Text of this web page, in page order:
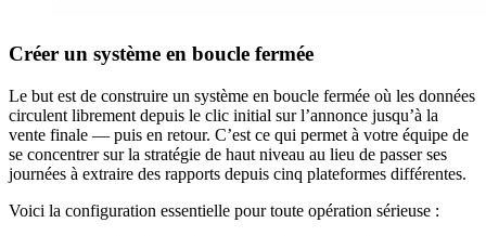
Créer un système en boucle fermée
Le but est de construire un système en boucle fermée où les données
circulent librement depuis le clic initial sur l’annonce jusqu’à la
vente finale — puis en retour. C’est ce qui permet à votre équipe de
se concentrer sur la stratégie de haut niveau au lieu de passer ses
journées à extraire des rapports depuis cinq plateformes différentes.
Voici la configuration essentielle pour toute opération sérieuse :